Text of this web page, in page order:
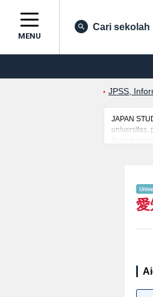
MENU
Cari sekolah
JPSS,
JAPAN
universitas,
Tersedia
愛